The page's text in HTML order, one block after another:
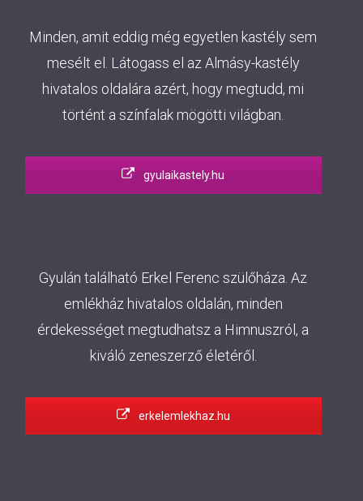
Minden, amit eddig még egyetlen kastély sem
mesélt el. Látogass el az Almásy-kastély
hivatalos oldalára azért, hogy megtudd, mi
történt a színfalak mögötti világban.
gyulaikastely.hu
Gyulán található Erkel Ferenc szülőháza. Az
emlékház hivatalos oldalán, minden
érdekességet megtudhatsz a Himnuszról, a
kiváló zeneszerző életéről.
erkelemlekhaz.hu